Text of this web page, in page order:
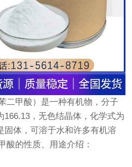
二甲酸）是一种有机物，分子
166.13，无色结晶体，化学式为
固体，可溶于水和许多有机溶
酸的性质、用途介绍：